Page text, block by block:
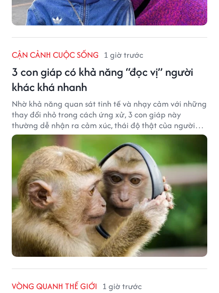
CẬN CẢNH CUỘC SỐNG 1 giờ trước
3 con giáp có khả năng “đọc vị” người
khác khá nhanh
Nhờ khả năng quan sát tinh tế và nhạy cảm với những
thay đổi nhỏ trong cách ứng xử, 3 con giáp này
thường dễ nhận ra cảm xúc, thái độ thật của người
đối diện.
VÒNG QUANH THẾ GIỚI 1 giờ trước